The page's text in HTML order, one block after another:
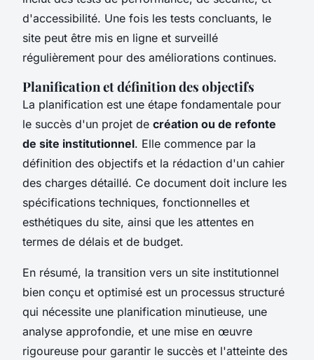
d'accessibilité. Une fois les tests concluants, le
site peut être mis en ligne et surveillé
régulièrement pour des améliorations continues.
Planification et définition des objectifs
La planification est une étape fondamentale pour
le succès d'un projet de création ou de refonte
de site institutionnel. Elle commence par la
définition des objectifs et la rédaction d'un cahier
des charges détaillé. Ce document doit inclure les
spécifications techniques, fonctionnelles et
esthétiques du site, ainsi que les attentes en
termes de délais et de budget.
En résumé, la transition vers un site institutionnel
bien conçu et optimisé est un processus structuré
qui nécessite une planification minutieuse, une
analyse approfondie, et une mise en œuvre
rigoureuse pour garantir le succès et l'atteinte des